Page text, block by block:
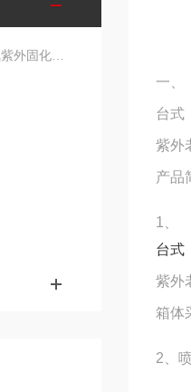
一、
台式
紫外
产品
1
台式
紫外
箱体
2 、